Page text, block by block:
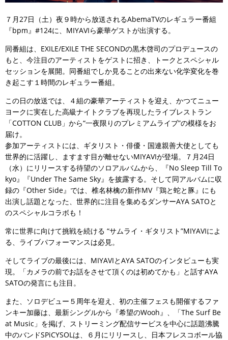
７月27日（土）夜９時から放送されるAbemaTVのレギュラー番組
『bpm』#124に、MIYAVIら豪華ゲストが出演する。
同番組は、EXILE/EXILE THE SECONDの黒木啓司のプロデュースの
もと、今注目のアーティストをゲストに招き、トークとスペシャル
セッションを展開。同番組でしか見ることの出来ない化学変化を巻
き起こす１時間のレギュラー番組。
この日の放送では、４組の豪華アーティストを迎え、かつてニュー
ヨークに実在した高級ナイトクラブを再現したライブレストラン
「COTTON CLUB」から“一夜限りのプレミアムライブ”の模様をお
届け。
参加アーティストには、ギタリスト・俳優・国連親善大使としても
世界的に活躍し、ますます目が離せないMIYAVIが登場。７月24日
（水）にリリースする待望のソロアルバムから、『No Sleep Till To
kyo』『Under The Same Sky』を披露する。そして同アルバムに収
録の『Other Side』では、椎名林檎の新作MV『鶏と蛇と豚』にも
出演し話題となった、世界的に注目を集めるダンサーAYA SATOと
のスペシャルコラボも！
常に世界に向けて挑戦を続ける “サムライ・ギタリスト”MIYAVIによ
る、ライブパフォーマンスは必見。
そしてライブの最後には、MIYAVIとAYA SATOのインタビューも実
現。「カメラの前でお話をさせて頂くのは初めてかも」と話すAYA
SATOの発言にも注目。
また、ソロデビュー５周年を迎え、初の主催フェスも開催するファ
ンキー加藤は、最新シングルから『希望のWooh』、「The Surf Be
at Music」を掲げ、ストリーミング配信サービスを中心に話題沸騰
中のバンドSPiCYSOLは、６月にリリースし、日本フレスコボール協